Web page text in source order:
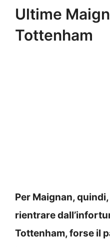
Ultime
Tottenham
Per Maignan,
rientrare
Tottenham, forse il